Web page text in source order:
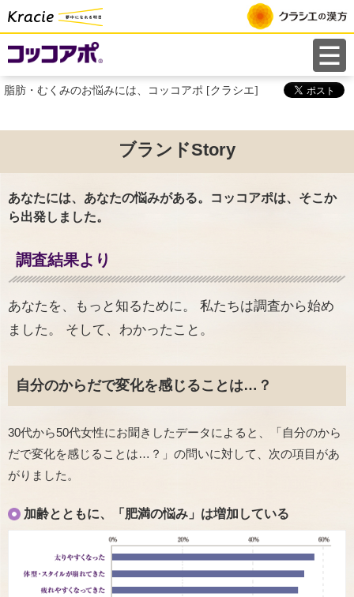
脂肪・むくみのお悩みには、コッコアポ [クラシエ]
ブランドStory
あなたには、あなたの悩みがある。コッコアポは、そこか
ら出発しました。
調査結果より
あなたを、もっと知るために。 私たちは調査から始め
ました。 そして、わかったこと。
自分のからだで変化を感じることは…？
30代から50代女性にお聞きしたデータによると、「自分のから
だで変化を感じることは…？」の問いに対して、次の項目があ
がりました。
加齢とともに、「肥満の悩み」は増加している
ペ
ー
ジ
は
こ
す